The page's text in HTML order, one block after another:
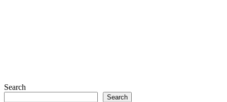
Search
Search